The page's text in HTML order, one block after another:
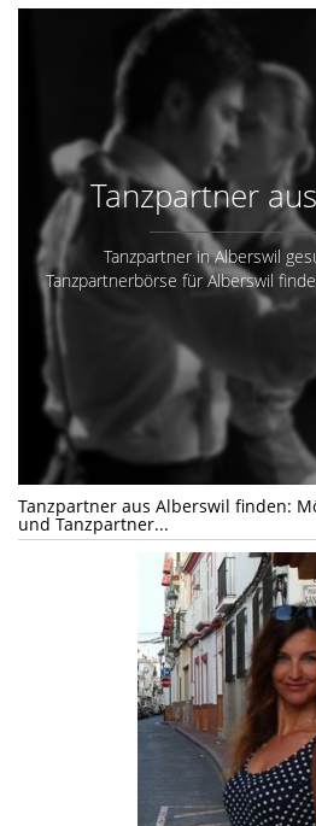
Tanzpartner
Tanzpartner in Alberswil
Tanzpartnerbörse für Alberswil
Tanzpartner aus Alberswil finden:
und Tanzpartner...